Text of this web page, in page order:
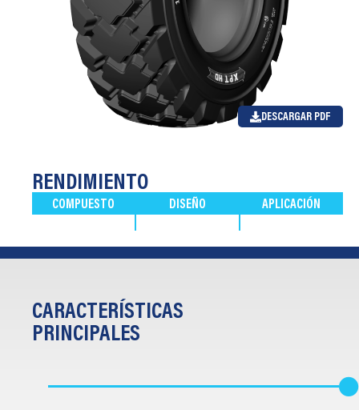
DESCARGAR PDF
RENDIMIENTO
COMPUESTO DISEÑO APLICACIÓN
CARACTERÍSTICAS
PRINCIPALES